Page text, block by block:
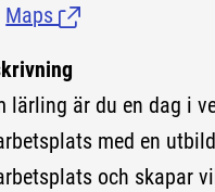
Maps(Länk till extern
lärling är du en dag i
med en
och skapar